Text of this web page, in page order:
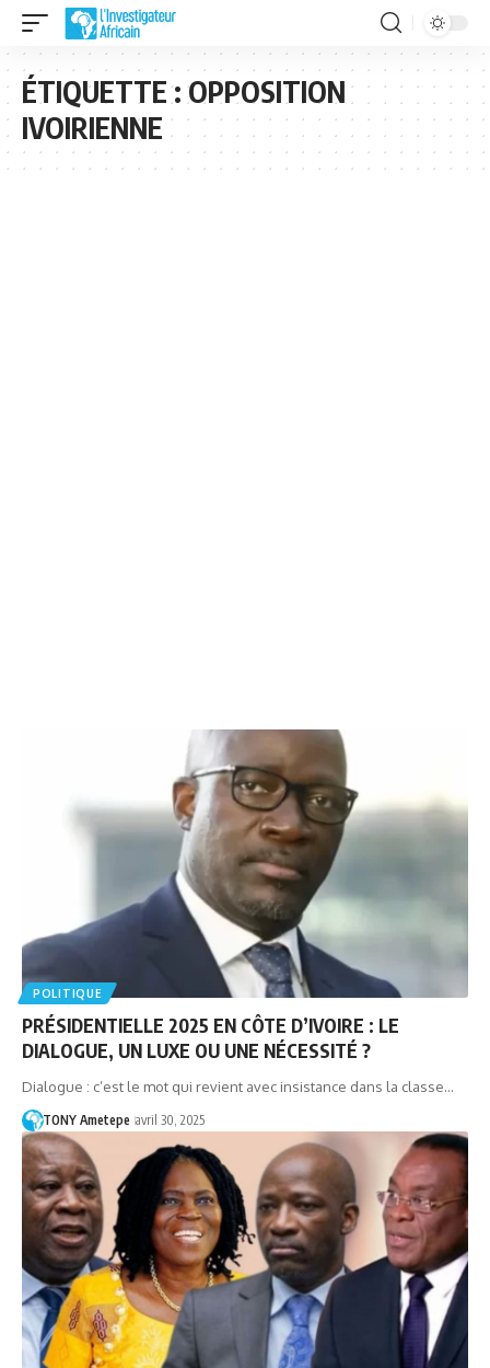
ÉTIQUETTE :OPPOSITION
IVOIRIENNE
POLITIQUE
PRÉSIDENTIELLE 2025 EN CÔTE D’IVOIRE : LE
DIALOGUE, UN LUXE OU UNE NÉCESSITÉ ?
Dialogue : c’est le mot qui revient avec insistance dans la classe…
TONY Ametepe avril 30, 2025